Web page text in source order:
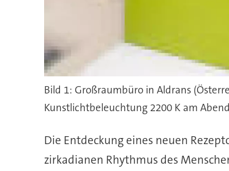
Bild 1: Großraumbüro in Aldrans
Kunstlichtbeleuchtung 2200 K am
Die Entdeckung eines neuen
zirkadianen Rhythmus des